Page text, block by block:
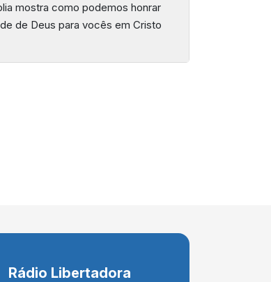
mostra como podemos honrar
de Deus para vocês em Cristo
Rádio Libertadora